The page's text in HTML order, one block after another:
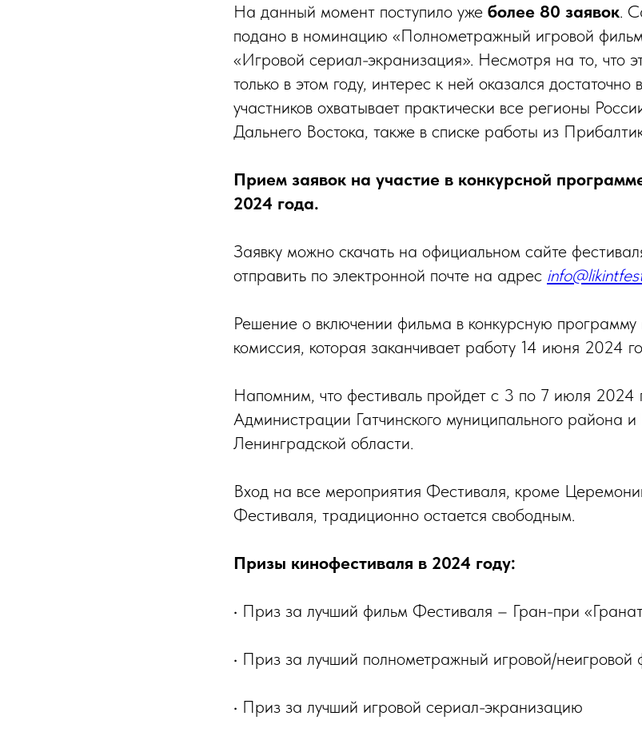
На данный момент поступило уже более 80 заявок.
подано в номинацию «Полнометражный игровой
«Игровой сериал-экранизация». Несмотря на то, что
только в этом году, интерес к ней оказался достаточно
участников охватывает практически все регионы
Дальнего Востока, также в списке работы из
Прием заявок на участие в конкурсной
2024 года.
Заявку можно скачать на официальном сайте
отправить по электронной почте на адрес
Решение о включении фильма в конкурсную
комиссия, которая заканчивает работу 14 июня 2024
Напомним, что фестиваль пройдет с 3 по 7 июля 2024
Администрации Гатчинского муниципального района и
Ленинградской области.
Вход на все мероприятия Фестиваля, кроме
Фестиваля, традиционно остается свободным.
Призы кинофестиваля в 2024 году:
• Приз за лучший фильм Фестиваля – Гран-при
• Приз за лучший полнометражный игровой/неигровой
• Приз за лучший игровой сериал-экранизацию